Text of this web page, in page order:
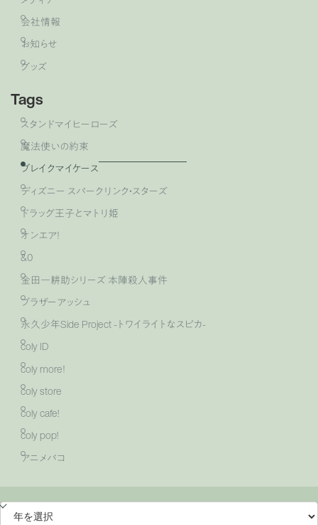
会社情報
お知らせ
グッズ
Tags
スタンドマイヒーローズ
魔法使いの約束
ブレイクマイケース
ディズニー スパークリンク・スターズ
ドラッグ王子とマトリ姫
オンエア！
&0
金田一耕助シリーズ 本陣殺人事件
ブラザーアッシュ
永久少年Side Project -トワイライトなスピカ-
coly ID
coly more！
coly store
coly cafe!
coly pop!
アニメバコ